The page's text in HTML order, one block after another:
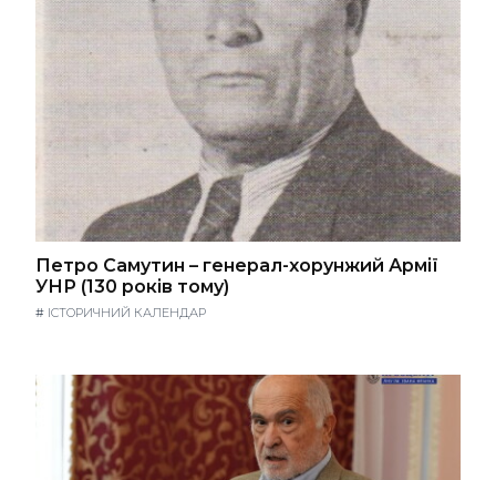
Петро Самутин – генерал-хорунжий Армії
УНР (130 років тому)
# ІСТОРИЧНИЙ КАЛЕНДАР